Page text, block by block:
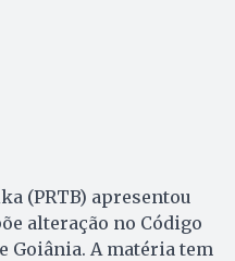
(PRTB) apresentou
alteração no Código
A matéria tem